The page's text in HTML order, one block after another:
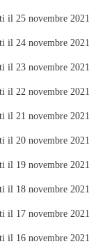
il 25 novembre 2021
il 24 novembre 2021
il 23 novembre 2021
il 22 novembre 2021
il 21 novembre 2021
il 20 novembre 2021
il 19 novembre 2021
il 18 novembre 2021
il 17 novembre 2021
il 16 novembre 2021